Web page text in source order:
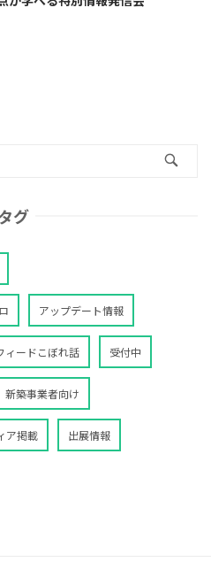
グ
アップデート情報
ィードこぼれ話 受付中
新築事業者向け
ア掲載 出展情報